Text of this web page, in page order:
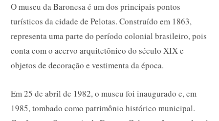
O museu da Baronesa é um dos principais pontos
turísticos da cidade de Pelotas. Construído em 1863,
representa uma parte do período colonial brasileiro, pois
conta com o acervo arquitetônico do século XIX e
objetos de decoração e vestimenta da época.
Em 25 de abril de 1982, o museu foi inaugurado e, em
1985, tombado como patrimônio histórico municipal.